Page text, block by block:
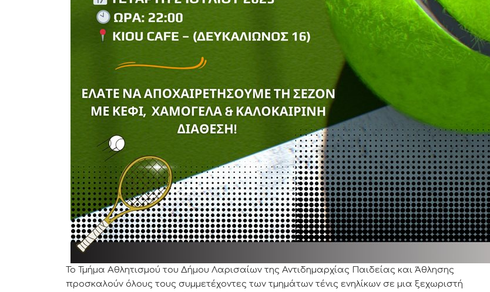
Το Τμήμα Αθλητισμού του Δήμου Λαρισαίων της Αντιδημαρχίας Παιδείας και Άθλησης
προσκαλούν όλους τους συμμετέχοντες των τμημάτων τένις ενηλίκων σε μια ξεχωριστή